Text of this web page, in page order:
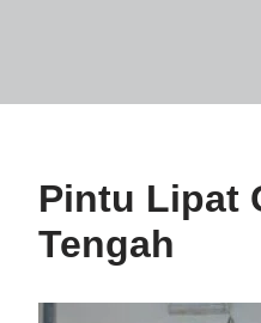
Pintu Lipat
Tengah